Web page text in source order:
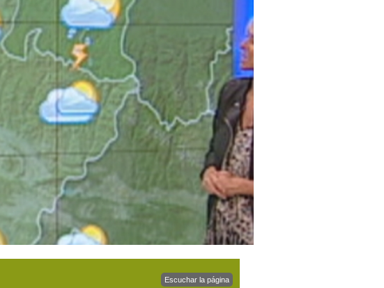
Escuchar la página